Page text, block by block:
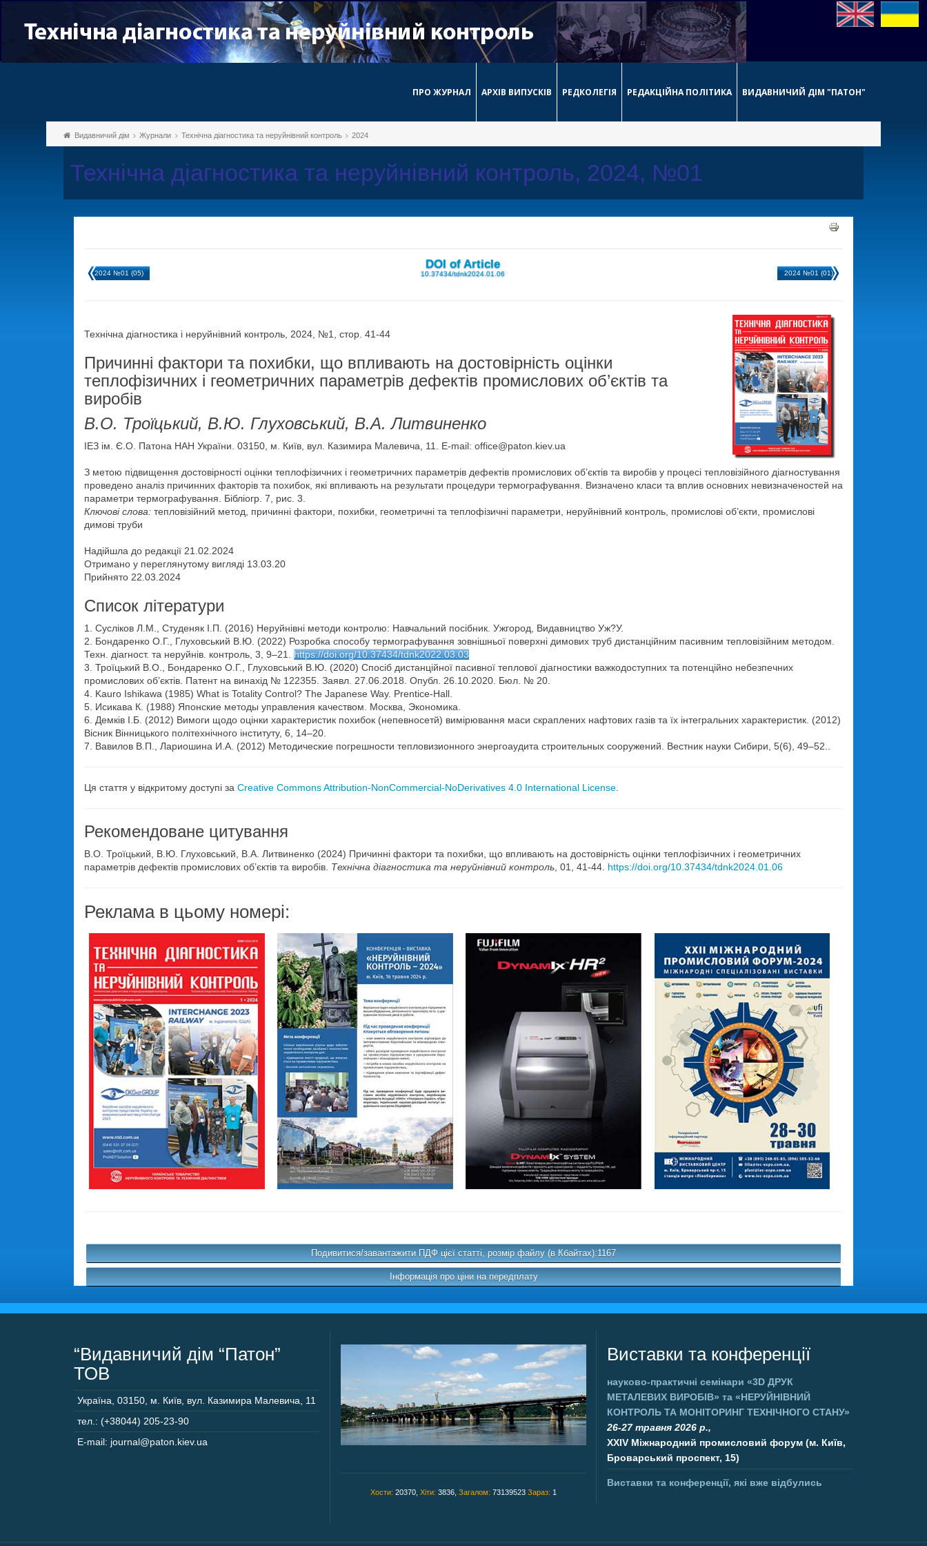
ПРО ЖУРНАЛ АРХІВ ВИПУСКІВ РЕДКОЛЕГІЯ РЕДАКЦІЙНА ПОЛІТИКА ВИДАВНИЧИЙ ДІМ "ПАТОН"
Видавничий дім Журнали Технічна діагностика та неруйнівний контроль 2024
Технічна діагностика та неруйнівний контроль, 2024, №01
2024 №01 (05)
DOI of Article
10.37434/tdnk2024.01.06 2024 №01 (01)
Технічна діагностика і неруйнівний контроль, 2024, №1, стор. 41-44
Причинні фактори та похибки, що впливають на достовірність оцінки
теплофізичних і геометричних параметрів дефектів промислових об’єктів та
виробів
В.О. Троїцький, В.Ю. Глуховський, В.А. Литвиненко
ІЕЗ ім. Є.О. Патона НАН України. 03150, м. Київ, вул. Казимира Малевича, 11. E-mail: office@paton.kiev.ua
З метою підвищення достовірності оцінки теплофізичних і геометричних параметрів дефектів промислових об’єктів та виробів у процесі тепловізійного діагностування
проведено аналіз причинних факторів та похибок, які впливають на результати процедури термографування. Визначено класи та вплив основних невизначеностей на
параметри термографування. Бібліогр. 7, рис. 3.
Ключові слова: тепловізійний метод, причинні фактори, похибки, геометричні та теплофізичні параметри, неруйнівний контроль, промислові об’єкти, промислові
димові труби
Надійшла до редакції 21.02.2024
Отримано у переглянутому вигляді 13.03.20
Прийнято 22.03.2024
Список літератури
1. Сусліков Л.М., Студеняк І.П. (2016) Неруйнівні методи контролю: Навчальний посібник. Ужгород, Видавництво Уж?У.
2. Бондаренко О.Г., Глуховський В.Ю. (2022) Розробка способу термографування зовнішньої поверхні димових труб дистанційним пасивним тепловізійним методом.
Техн. діагност. та неруйнів. контроль, 3, 9–21. https://doi.org/10.37434/tdnk2022.03.03
3. Троїцький В.О., Бондаренко О.Г., Глуховський В.Ю. (2020) Спосіб дистанційної пасивної теплової діагностики важкодоступних та потенційно небезпечних
промислових об’єктів. Патент на винахід № 122355. Заявл. 27.06.2018. Опубл. 26.10.2020. Бюл. № 20.
4. Kauro Ishikawa (1985) What is Totality Control? The Japanese Way. Prentice-Hall.
5. Исикава К. (1988) Японские методы управления качеством. Москва, Экономика.
6. Демків І.Б. (2012) Вимоги щодо оцінки характеристик похибок (непевносетй) вимірювання маси скраплених нафтових газів та їх інтегральних характеристик. (2012)
Вісник Вінницького політехнічного інституту, 6, 14–20.
7. Вавилов В.П., Лариошина И.А. (2012) Методические погрешности тепловизионного энергоаудита строительных сооружений. Вестник науки Сибири, 5(6), 49–52..
Ця стаття у відкритому доступі за Creative Commons Attribution-NonCommercial-NoDerivatives 4.0 International License
Рекомендоване цитування
В.О. Троїцький, В.Ю. Глуховський, В.А. Литвиненко (2024) Причинні фактори та похибки, що впливають на достовірність оцінки теплофізичних і геометричних
параметрів дефектів промислових об’єктів та виробів. Технічна діагностика та неруйнівний контроль , 01, 41-44. https://doi.org/10.37434/tdnk2024.01.06
Реклама в цьому номері:
Подивитися/завантажити ПДФ цієї статті, розмір файлу (в Кбайтах):1167
Інформація про ціни на передплату
“Видавничий дім “Патон”
ТОВ
Україна 03150 м. Київ, вул. Казимира Малевича, 11
тел.: (+38044) 205-23-90
E-mail: journal@paton.kiev.ua
Хости: 20370, Хіти: 3836, Загалом: 73139523 Зараз: 1
Виставки та конференції
науково-практичні семінари«3D ДРУК
МЕТАЛЕВИХ ВИРОБІВ» та«НЕРУЙНІВНИЙ
КОНТРОЛЬ ТА МОНІТОРИНГ ТЕХНІЧНОГО СТАНУ»
26-27 травня 2026 р.,
XXIV Міжнародний промисловий форум (м. Київ,
Броварський проспект, 15)
Виставки та конференції, які вже відбулись